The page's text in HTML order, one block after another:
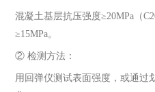
混凝土基层抗压强度≥20MPa（
≥15MPa。
② 检测方法：
用回弹仪测试表面强度，或通过